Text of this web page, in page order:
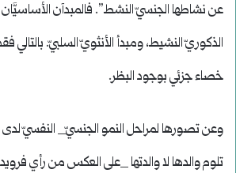
عن نشاطها الجنسيّ النشط”. فالمبدآن الأساسيَّان
الذكوريّ النشيط، ومبدأ الأنثويّ السلبيّ.
خصاء جزئي بوجود البظر.
وعن تصورها لمراحل النمو الجنسيّ_ النفسيّ لدى
تلوم والدها لا والدتها _على العكس من رأي